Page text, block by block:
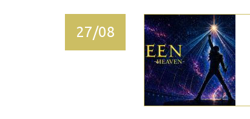
27/08